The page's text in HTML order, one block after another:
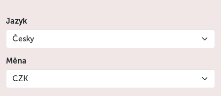
Jazyk
Česky
Měna
CZK